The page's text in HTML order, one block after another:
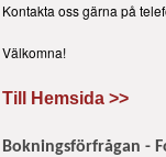
Kontakta oss gärna på
Välkomna!
Till Hemsida >>
Bokningsförfrågan -